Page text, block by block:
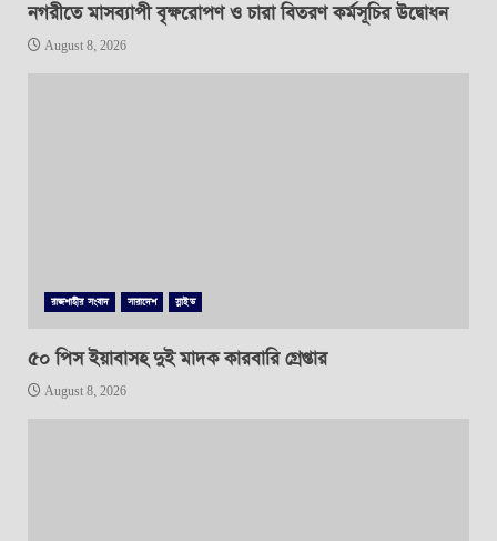
নগরীতে মাসব্যাপী বৃক্ষরোপণ ও চারা বিতরণ কর্মসূচির উদ্বোধন
August 8, 2026
রাজশাহীর সংবাদ সারাদেশ স্লাইড
৫০ পিস ইয়াবাসহ দুই মাদক কারবারি গ্রেপ্তার
August 8, 2026